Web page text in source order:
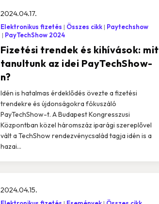
Fizetési trendek és kihívások: mit
tanultunk az idei PayTechShow-
n?
2024.04.17.
Elektronikus fizetés Összes cikk
Paytechshow
PayTechShow 2024
Idén is hatalmas érdeklődés övezte a fizetési
trendekre és újdonságokra fókuszáló
PayTechShow-t. A Budapest Kongresszusi
Központban közel háromszáz iparági szereplővel
vált a TechShow rendezvénycsalád tagja idén is a
hazai...
2024.04.15.